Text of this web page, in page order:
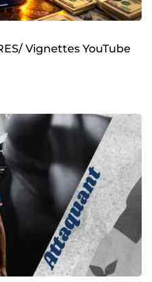
Vignettes YouTube